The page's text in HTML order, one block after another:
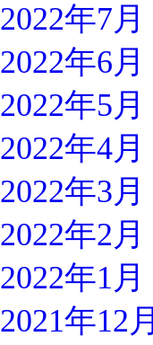
2022年7月
2022年6月
2022年5月
2022年4月
2022年3月
2022年2月
2022年1月
2021年12月